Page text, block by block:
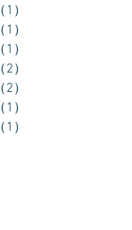
（1）
（1）
（1）
（2）
（2）
（1）
（1）